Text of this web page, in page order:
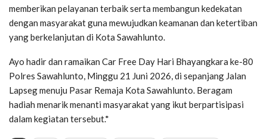
memberikan pelayanan terbaik serta membangun kedekatan
dengan masyarakat guna mewujudkan keamanan dan ketertiban
yang berkelanjutan di Kota Sawahlunto.
Ayo hadir dan ramaikan Car Free Day Hari Bhayangkara ke-80
Polres Sawahlunto, Minggu 21 Juni 2026, di sepanjang Jalan
Lapseg menuju Pasar Remaja Kota Sawahlunto. Beragam
hadiah menarik menanti masyarakat yang ikut berpartisipasi
dalam kegiatan tersebut.*